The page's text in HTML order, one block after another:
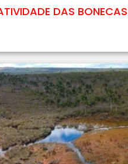
DAS BONECAS